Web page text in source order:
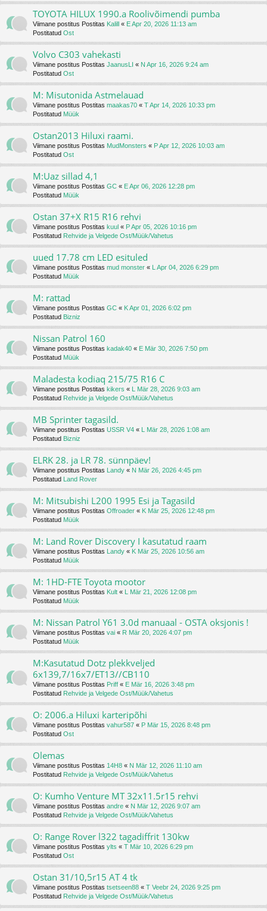
TOYOTA HILUX 1990.a Roolivõimendi pumba
Viimane postitus Postitas Kalill « E Apr 20, 2026 11:13 am
Postitatud Ost
Volvo C303 vahekasti
Viimane postitus Postitas JaanusLI « N Apr 16, 2026 9:24 am
Postitatud Ost
M: Misutonida Astmelauad
Viimane postitus Postitas maakas70 « T Apr 14, 2026 10:33 pm
Postitatud Müük
Ostan2013 Hiluxi raami.
Viimane postitus Postitas MudMonsters « P Apr 12, 2026 10:03 am
Postitatud Ost
M:Uaz sillad 4,1
Viimane postitus Postitas GC « E Apr 06, 2026 12:28 pm
Postitatud Müük
Ostan 37+X R15 R16 rehvi
Viimane postitus Postitas kuul « P Apr 05, 2026 10:16 pm
Postitatud Rehvide ja Velgede Ost/Müük/Vahetus
uued 17.78 cm LED esituled
Viimane postitus Postitas mud monster «
L Apr 04, 2026 6:29 pm
Postitatud Müük
M: rattad
Viimane postitus Postitas GC « K Apr 01, 2026 6:02 pm
Postitatud Bizniz
Nissan Patrol 160
Viimane postitus Postitas kadak40 « E Mär 30, 2026 7:50 pm
Postitatud Müük
Maladesta kodiaq 215/75 R16 C
Viimane postitus Postitas kikers «
L Mär 28, 2026 9:03 am
Postitatud Rehvide ja Velgede Ost/Müük/Vahetus
MB Sprinter tagasild.
Viimane postitus Postitas USSR V4 «
L Mär 28, 2026 1:08 am
Postitatud Bizniz
ELRK 28. ja LR 78. sünnpäev!
Viimane postitus Postitas Landy « N Mär 26, 2026 4:45 pm
Postitatud
Land Rover
M: Mitsubishi L200 1995 Esi ja Tagasild
Viimane postitus Postitas Offroader « K Mär 25, 2026 12:48 pm
Postitatud Müük
M: Land Rover Discovery I kasutatud raam
Viimane postitus Postitas Landy « K Mär 25, 2026 10:56 am
Postitatud Müük
M: 1HD-FTE Toyota mootor
Viimane postitus Postitas Kult «
L Mär 21, 2026 12:08 pm
Postitatud Müük
M: Nissan Patrol Y61 3.0d manuaal - OSTA oksjonis !
Viimane postitus Postitas vai « R Mär 20, 2026 4:07 pm
Postitatud Müük
M:Kasutatud Dotz plekkveljed
6x139,7/16x7/ET13//CB110
Viimane postitus Postitas Priff « E Mär 16, 2026 3:48 pm
Postitatud Rehvide ja Velgede Ost/Müük/Vahetus
O: 2006.a Hiluxi karteripõhi
Viimane postitus Postitas vahur587 « P Mär 15, 2026 8:48 pm
Postitatud Ost
Olemas
Viimane postitus Postitas 14H8 « N Mär 12, 2026 11:10 am
Postitatud Rehvide ja Velgede Ost/Müük/Vahetus
O: Kumho Venture MT 32x11.5r15 rehvi
Viimane postitus Postitas andre « N Mär 12, 2026 9:07 am
Postitatud Rehvide ja Velgede Ost/Müük/Vahetus
O: Range Rover l322 tagadiffrit 130kw
Viimane postitus Postitas ylts « T Mär 10, 2026 6:29 pm
Postitatud Ost
Ostan 31/10,5r15 AT 4 tk
Viimane postitus Postitas tsetseen88 « T Veebr 24, 2026 9:25 pm
Postitatud Rehvide ja Velgede Ost/Müük/Vahetus